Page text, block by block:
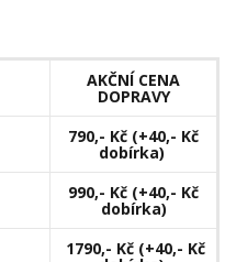
AKČNÍ CENA
DOPRAVY
790,- Kč (+40,- Kč
dobírka)
990,- Kč (+40,- Kč
dobírka)
1790,- Kč (+40,- Kč